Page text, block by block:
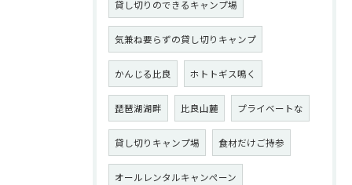
貸し切りのできるキャンプ場
気兼ね要らずの貸し切りキャンプ
かんじる比良 ホトトギス鳴く
琵琶湖湖畔 比良山麓 プライベートな
貸し切りキャンプ場 食材だけご持参
オールレンタルキャンペーン